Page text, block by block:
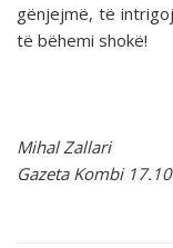
gënjejmë, të
të bëhemi shokë!
Mihal Zallari
Gazeta Kombi